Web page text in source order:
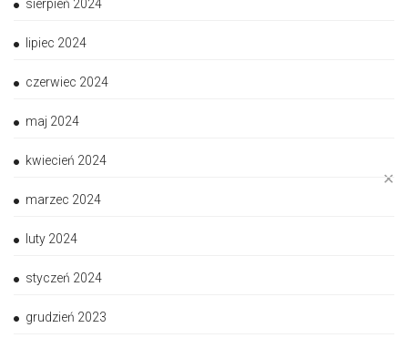
✕
sierpień 2024
lipiec 2024
czerwiec 2024
maj 2024
kwiecień 2024
marzec 2024
luty 2024
styczeń 2024
grudzień 2023